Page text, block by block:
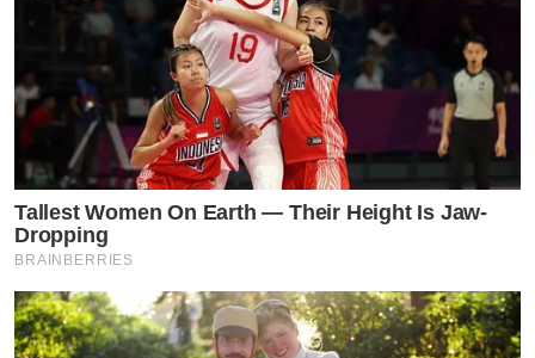
Tallest Women On Earth — Their Height Is Jaw-
Dropping
BRAINBERRIES